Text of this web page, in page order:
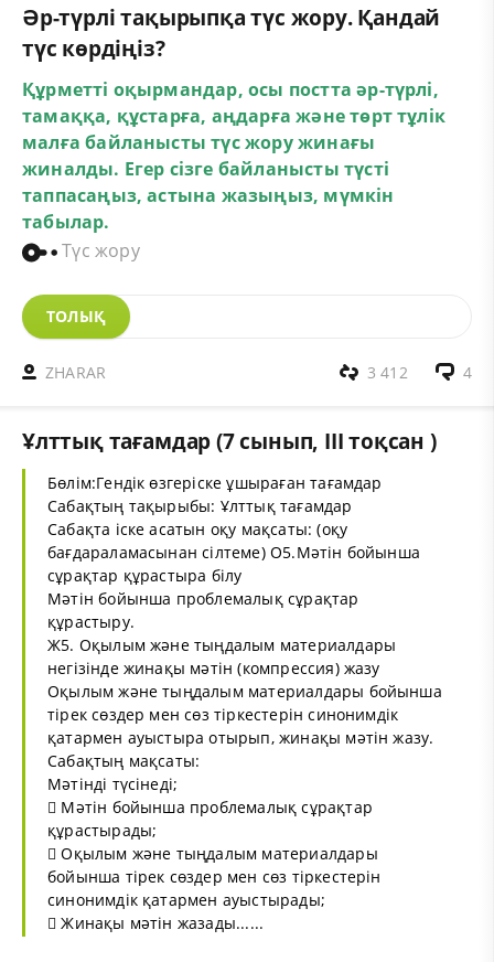
Әр-түрлі тақырыпқа түс жору. Қандай
түс көрдіңіз?
Құрметті оқырмандар, осы постта әр-түрлі,
тамаққа, құстарға, аңдарға және төрт тұлік
малға байланысты түс жору жинағы
жиналды. Егер сізге байланысты түсті
таппасаңыз, астына жазыңыз, мүмкін
табылар.
Түс жору
ТОЛЫҚ
ZHARAR 4
3 412
Ұлттық тағамдар (7 сынып, III тоқсан )
Бөлім:Гендік өзгеріске ұшыраған тағамдар
Сабақтың тақырыбы: Ұлттық тағамдар
Сабақта іске асатын оқу мақсаты: (оқу
бағдараламасынан сілтеме) О5.Мәтін бойынша
сұрақтар құрастыра білу
Мәтін бойынша проблемалық сұрақтар
құрастыру.
Ж5. Оқылым және тыңдалым материалдары
негізінде жинақы мәтін (компрессия) жазу
Оқылым және тыңдалым материалдары бойынша
тірек сөздер мен сөз тіркестерін синонимдік
қатармен ауыстыра отырып, жинақы мәтін жазу.
Сабақтың мақсаты:
Мәтінді түсінеді;
 Мәтін бойынша проблемалық сұрақтар
құрастырады;
 Оқылым және тыңдалым материалдары
бойынша тірек сөздер мен сөз тіркестерін
синонимдік қатармен ауыстырады;
 Жинақы мәтін жазады......